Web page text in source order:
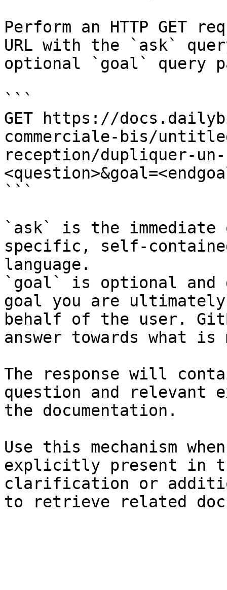
Perform an HTTP GET
URL with the `ask`
optional `goal` query
```
GET https://
commerciale-bis/
reception/dupliquer-un-
```
`ask` is the
specific, self-
language.
`goal` is optional and
goal you are
behalf of the user.
answer towards what
The response will
question and relevant
the documentation.
Use this mechanism
explicitly present in
clarification or